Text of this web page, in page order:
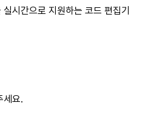
실시간으로 지원하는 코드 편집기
세요.